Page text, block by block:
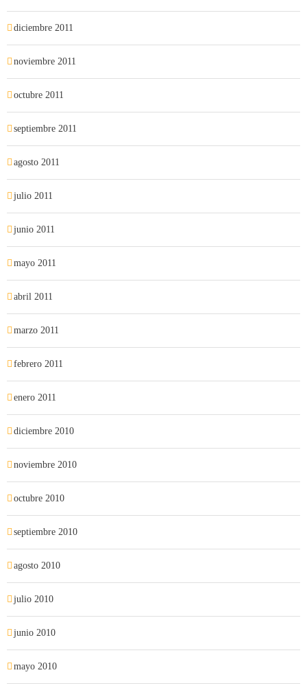
diciembre 2011
noviembre 2011
octubre 2011
septiembre 2011
agosto 2011
julio 2011
junio 2011
mayo 2011
abril 2011
marzo 2011
febrero 2011
enero 2011
diciembre 2010
noviembre 2010
octubre 2010
septiembre 2010
agosto 2010
julio 2010
junio 2010
mayo 2010